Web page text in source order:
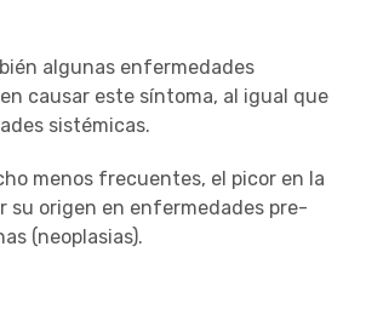
algunas enfermedades
causar este síntoma, al igual que
sistémicas.
menos frecuentes, el picor en la
su origen en enfermedades pre-
(neoplasias).